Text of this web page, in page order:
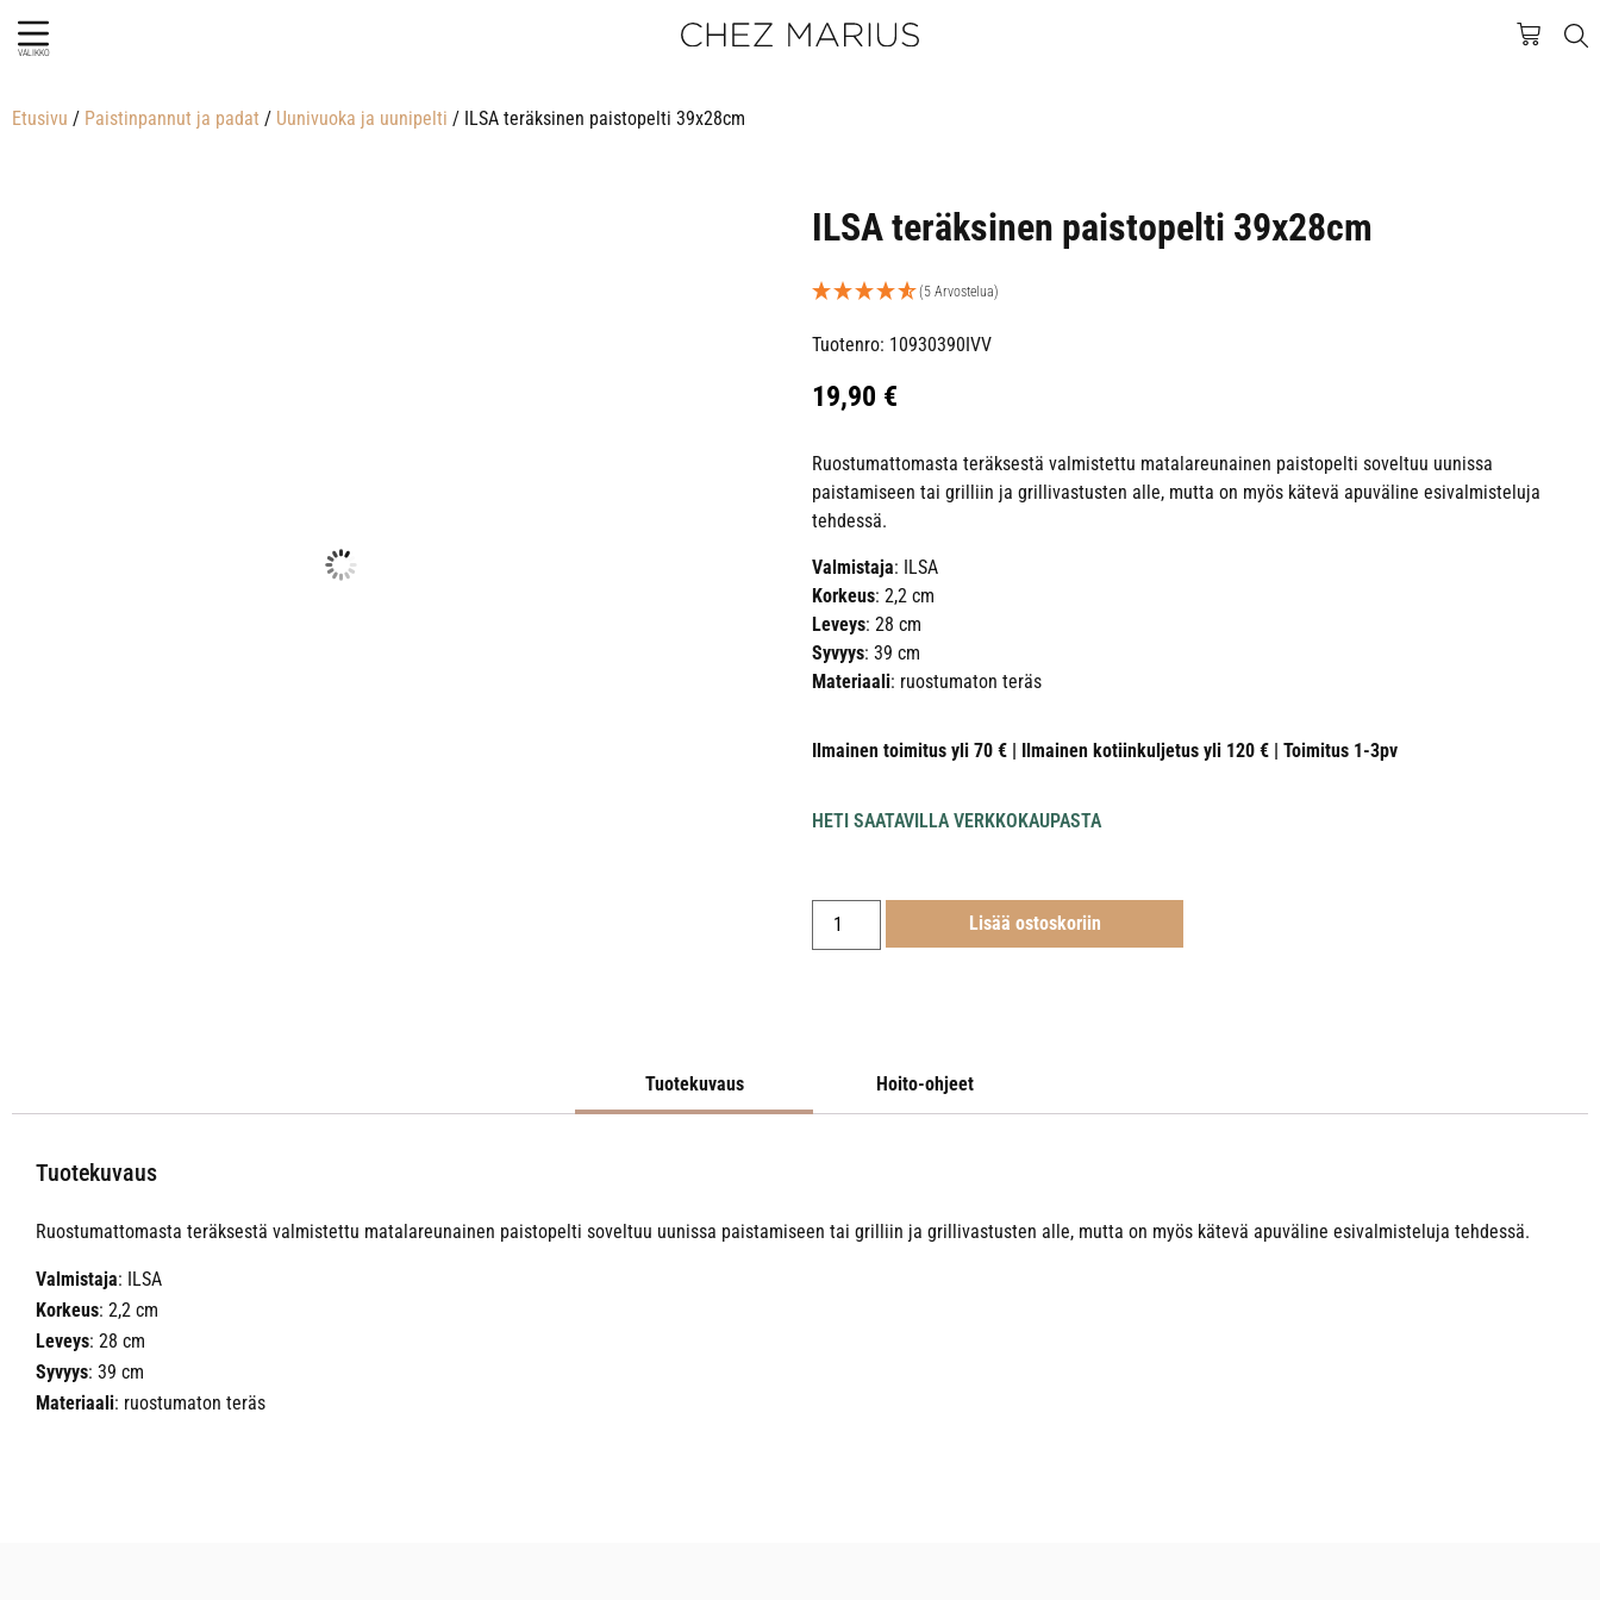
VALIKKO
Etusivu / Paistinpannut ja padat / Uunivuoka ja uunipelti / ILSA teräksinen paistopelti 39x28cm
ILSA teräksinen paistopelti 39x28cm
(5 Arvostelua)
Tuotenro: 10930390IVV
19,90 €
Ruostumattomasta teräksestä valmistettu matalareunainen paistopelti soveltuu uunissa
paistamiseen tai grilliin ja grillivastusten alle, mutta on myös kätevä apuväline esivalmisteluja
tehdessä.
Valmistaja: ILSA
Korkeus: 2,2 cm
Leveys: 28 cm
Syvyys: 39 cm
Materiaali: ruostumaton teräs
Ilmainen toimitus yli 70 € | Ilmainen kotiinkuljetus yli 120 € | Toimitus 1-3pv
HETI SAATAVILLA VERKKOKAUPASTA
Lisää ostoskoriin
Tuotekuvaus Hoito-ohjeet
Tuotekuvaus
Ruostumattomasta teräksestä valmistettu matalareunainen paistopelti soveltuu uunissa paistamiseen tai grilliin ja grillivastusten alle, mutta on myös kätevä apuväline esivalmisteluja tehdessä.
Valmistaja: ILSA
Korkeus: 2,2 cm
Leveys: 28 cm
Syvyys: 39 cm
Materiaali: ruostumaton teräs